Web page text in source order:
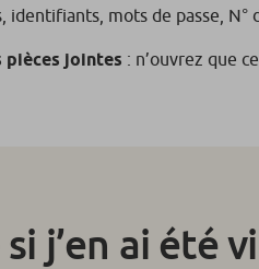
identifiants, mots de passe, N°
pièces jointes : n’ouvrez que
j’en ai été